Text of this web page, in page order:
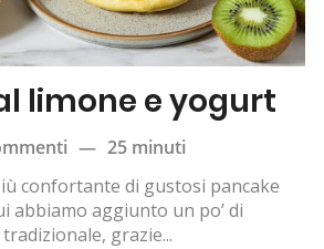
limone e yogurt
— 25 minuti
confortante di gustosi pancake
abbiamo aggiunto un po’ di
grazie...